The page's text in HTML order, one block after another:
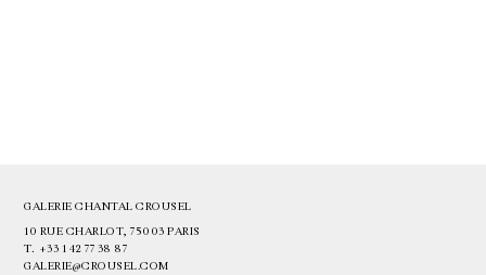
GALERIE CHANTAL CROUSEL
10 RUE CHARLOT, 75003 PARIS
T. +33 1 42 77 38 87
GALERIE@CROUSEL.COM